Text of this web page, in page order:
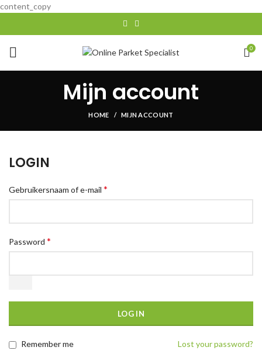
content_copy
0
Mijn account
HOME MIJN ACCOUNT
LOGIN
Gebruikersnaam of e-mail *
Password *
LOG IN
Lost your password?
Remember me